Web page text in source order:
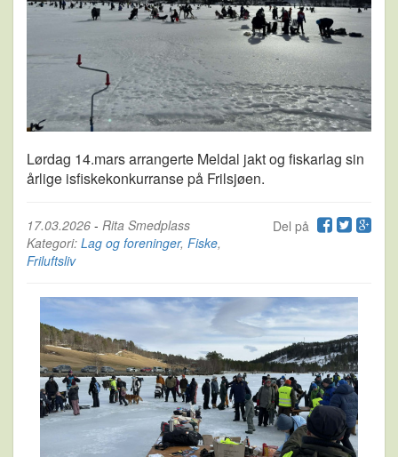
Lørdag 14.mars arrangerte Meldal jakt og fiskarlag sin
årlige isfiskekonkurranse på Frilsjøen.
Del på
17.03.2026 - Rita Smedplass
Kategori: Lag og foreninger, Fiske,
Friluftsliv